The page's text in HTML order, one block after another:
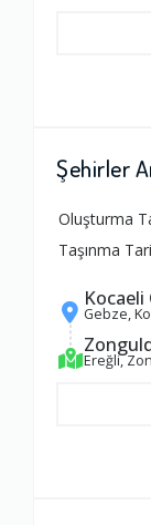
Şehirler
Oluşturma
Taşınma
Kocaeli
Gebze,
Ereğli,